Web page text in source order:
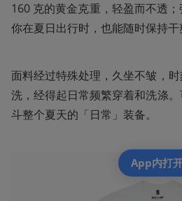
160 克的黄金克重，轻盈而不透
你在夏日出行时，也能随时保持干
面料经过特殊处理，久坐不皱，
洗，经得起日常频繁穿着和洗涤
斗整个夏天的「日常」装备。
App内打